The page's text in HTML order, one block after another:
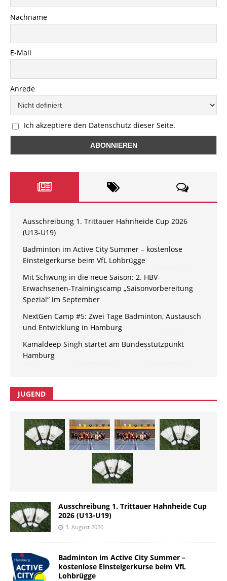
Nachname
E-Mail
Anrede
Ich akzeptiere den Datenschutz dieser Seite.
Ausschreibung 1. Trittauer Hahnheide Cup 2026
(U13-U19)
Badminton im Active City Summer – kostenlose
Einsteigerkurse beim VfL Lohbrügge
Mit Schwung in die neue Saison: 2. HBV-
Erwachsenen-Trainingscamp „Saisonvorbereitung
Spezial“ im September
NextGen Camp #5: Zwei Tage Badminton, Austausch
und Entwicklung in Hamburg
Kamaldeep Singh startet am Bundesstützpunkt
Hamburg
JUGEND
Ausschreibung 1. Trittauer Hahnheide Cup
2026 (U13-U19)
3. August 2026
Badminton im Active City Summer –
kostenlose Einsteigerkurse beim VfL
Lohbrügge